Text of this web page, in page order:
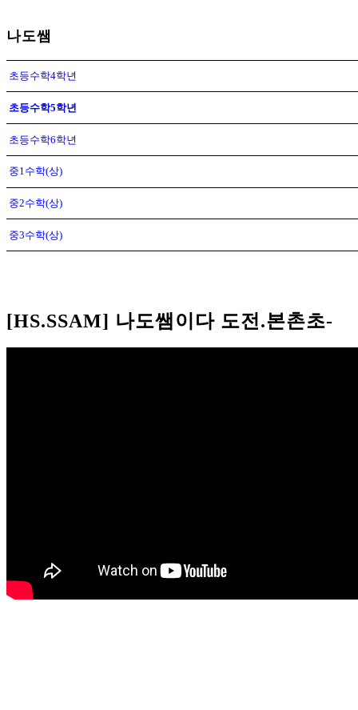
나도쌤
초등수학4학년
초등수학5학년
초등수학6학년
중1수학(상)
중2수학(상)
중3수학(상)
[HS.SSAM] 나도쌤이다 도전.본촌초-